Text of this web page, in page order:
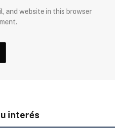
and website in this browser
interés